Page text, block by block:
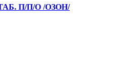
П/П/О /ОЗОН/